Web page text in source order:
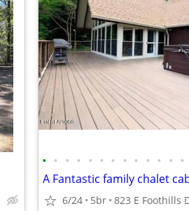
• • • • • • • • • • • • •
6/24 5br